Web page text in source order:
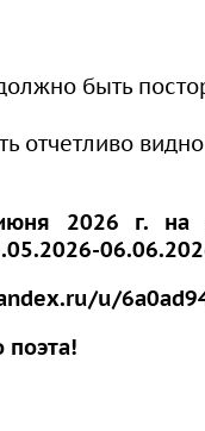
быть
отчетливо
2026 г. на
u/
поэта!